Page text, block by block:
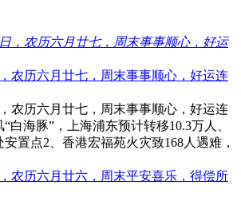
农历六月廿七，周末事事顺心，好运连
农历六月廿七，周末事事顺心，好运连
白海豚”，上海浦东预计转移10.3万人、
安置点2、香港宏福苑火灾致168人遇难，
农历六月廿六，周末平安喜乐，得偿所